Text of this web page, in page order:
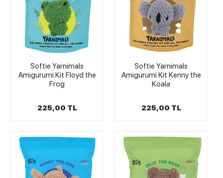
Softie Yarnimals
Amigurumi Kit Floyd the
Frog
225,00 TL
Softie Yarnimals
Amigurumi Kit Kenny the
Koala
225,00 TL